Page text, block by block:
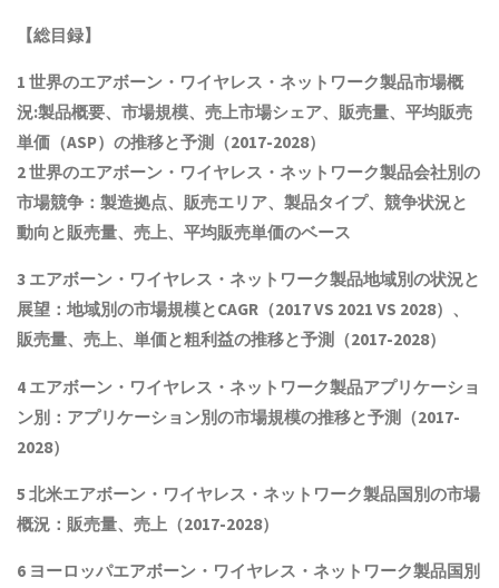
【総目録】
1 世界のエアボーン・ワイヤレス・ネットワーク製品市場概
況:製品概要、市場規模、売上市場シェア、販売量、平均販売
単価（ASP）の推移と予測 （2017-2028）
2 世界のエアボーン・ワイヤレス・ネットワーク製品会社別の
市場競争：製造拠点、販売エリア、製品タイプ、競争状況と
動向と販売量、売上、平均販売単価のベース
3 エアボーン・ワイヤレス・ネットワーク製品地域別の状況と
展望：地域別の市場規模とCAGR （2017 VS 2021 VS 2028）、
販売量、売上、単価と粗利益の推移と予測（2017-2028）
4 エアボーン・ワイヤレス・ネットワーク製品アプリケーショ
ン別：アプリケーション別の市場規模の推移と予測（2017-
2028）
5 北米エアボーン・ワイヤレス・ネットワーク製品国別の市場
概況 ：販売量、売上（2017-2028）
6 ヨーロッパエアボーン・ワイヤレス・ネットワーク製品国別